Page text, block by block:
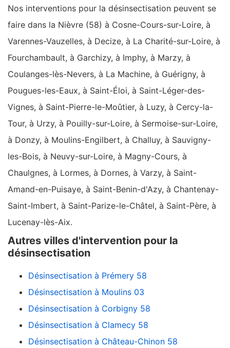
Nos interventions pour la désinsectisation peuvent se
faire dans la Nièvre (58) à Cosne-Cours-sur-Loire, à
Varennes-Vauzelles, à Decize, à La Charité-sur-Loire, à
Fourchambault, à Garchizy, à Imphy, à Marzy, à
Coulanges-lès-Nevers, à La Machine, à Guérigny, à
Pougues-les-Eaux, à Saint-Éloi, à Saint-Léger-des-
Vignes, à Saint-Pierre-le-Moûtier, à Luzy, à Cercy-la-
Tour, à Urzy, à Pouilly-sur-Loire, à Sermoise-sur-Loire,
à Donzy, à Moulins-Engilbert, à Challuy, à Sauvigny-
les-Bois, à Neuvy-sur-Loire, à Magny-Cours, à
Chaulgnes, à Lormes, à Dornes, à Varzy, à Saint-
Amand-en-Puisaye, à Saint-Benin-d'Azy, à Chantenay-
Saint-Imbert, à Saint-Parize-le-Châtel, à Saint-Père, à
Lucenay-lès-Aix.
Autres villes d'intervention pour la
désinsectisation
Désinsectisation à Prémery 58
Désinsectisation à Moulins 03
Désinsectisation à Corbigny 58
Désinsectisation à Clamecy 58
Désinsectisation à Château-Chinon 58